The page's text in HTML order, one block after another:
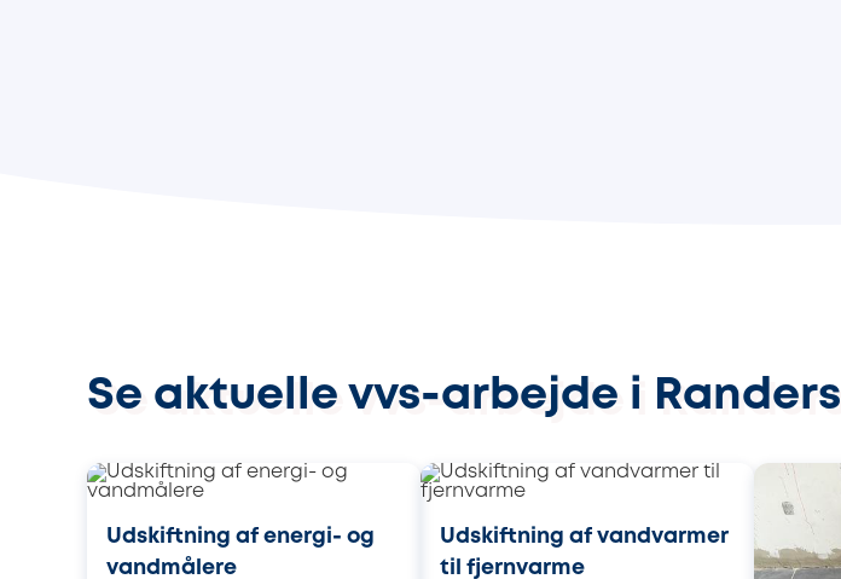
Se aktuelle vvs-arbejde i Randers
Udskiftning af energi- og
vandmålere
Udskiftning af vandvarmer
til fjernvarme